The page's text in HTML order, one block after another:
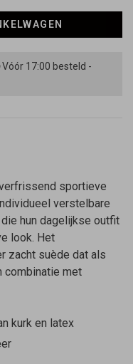
17:00 besteld -
sportieve
verstelbare
hun dagelijkse outfit
look. Het
zacht suède dat als
combinatie met
kurk en latex